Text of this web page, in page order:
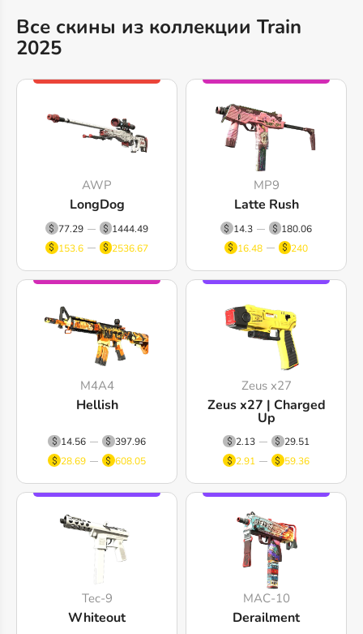
Все скины из коллекции Train
2025
AWP
LongDog
77.29
1444.49
153.6
2536.67
MP9
Latte Rush
14.3
180.06
16.48
240
M4A4
Hellish
14.56
397.96
28.69
608.05
Zeus x27
Zeus x27 | Charged
Up
2.13
29.51
2.91
59.36
Tec-9
Whiteout
MAC-10
Derailment